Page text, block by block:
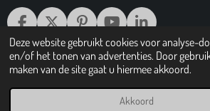
Deze website gebruikt cookies voor analyse-
en/of het tonen van advertenties. Door
maken van de site gaat u hiermee akkoord.
Akkoord
F
A
C
E
X
P
I
N
T
Y
O
U
T
L
I
N
K
© 2017 Regiobeeldbank.nl
Telefoonnummer